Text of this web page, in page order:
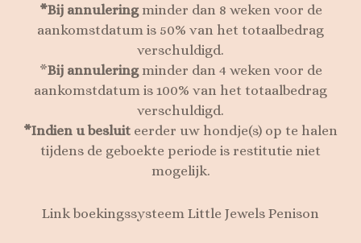
*Bij annuleringminder dan 8 weken voor de
aankomstdatum is 50% van het totaalbedrag
verschuldigd.
*Bij annuleringminder dan 4 weken voor de
aankomstdatum is 100% van het totaalbedrag
verschuldigd.
*Indien u besluit eerder uw hondje(s) op te halen
tijdens de geboekte periode is restitutie niet
mogelijk.
Link boekingssysteem Little Jewels Penison